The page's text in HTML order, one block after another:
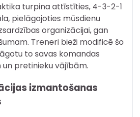
turpina attīstīties, 4-3-2-1
pielāgojoties mūsdienu
organizācijai, gan
Treneri bieži modificē šo
to savas komandas
pretinieku vājībām.
izmantošanas